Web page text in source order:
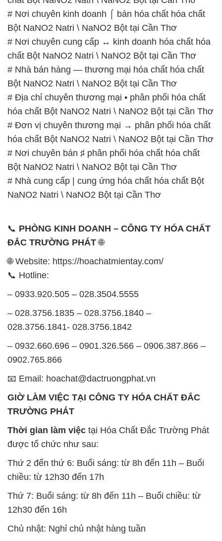
# Nhà bán hàng — thương mại hóa chất hóa chất
Bột NaNO2 Natri \ NaNO2 Bột tại Cần Thơ
# Địa chỉ chuyên thương mại • phân phối hóa chất
hóa chất Bột NaNO2 Natri \ NaNO2 Bột tại Cần Thơ
# Đơn vị chuyên thương mại → phân phối hóa chất
hóa chất Bột NaNO2 Natri \ NaNO2 Bột tại Cần Thơ
# Nơi chuyên bán ♯ phân phối hóa chất hóa chất
Bột NaNO2 Natri \ NaNO2 Bột tại Cần Thơ
# Nhà cung cấp | cung ứng hóa chất hóa chất Bột
NaNO2 Natri \ NaNO2 Bột tại Cần Thơ
📞PHÒNG KINH DOANH – CÔNG TY HÓA CHẤT
ĐẮC TRƯỜNG PHÁT 🌐
🌐 Website: https://hoachatmientay.com/
– 0933.920.505 – 028.3504.5555
028.3756.1841- 028.3756.1842
0902.765.866
📧 Email: hoachat@dactruongphat.vn
TRƯỜNG PHÁT
được tổ chức như sau:
Thứ 2 đến thứ 6: Buổi sáng: từ 8h đến 11h – Buổi
chiều: từ 12h30 đến 17h
Thứ 7: Buổi sáng: từ 8h đến 11h – Buổi chiều: từ
12h30 đến 16h
Chủ nhật: Nghỉ chủ nhật hàng tuần
thủ giờ làm việc để đảm bảo sự hỗ trợ tốt nhất cho
khách hàng và đảm bảo hiệu suất công việc cao
nhất của nhân viên.